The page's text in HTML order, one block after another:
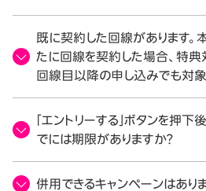
既に契約した回線があります。
たに回線を契約した場合、特典
回線目以降の申し込みでも対象
「エントリーする」ボタンを押
でには期限がありますか？
併用できるキャンペーンはあり